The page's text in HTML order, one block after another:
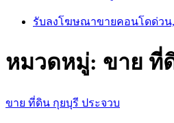
รับลงโฆษณาขายคอนโดด่วน
หมวดหมู่: ขาย ที่
ขาย ที่ดิน กุยบุรี ประจวบ